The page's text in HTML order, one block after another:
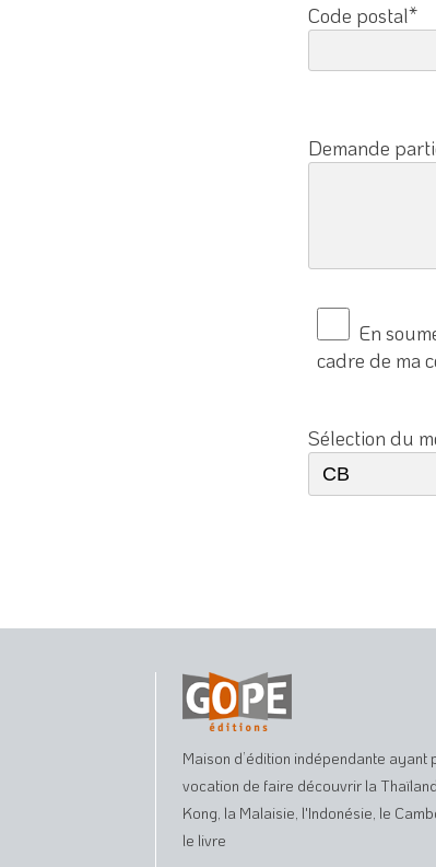
Code postal*
Demande
En
cadre de ma
Sélection du
Maison d’édition indépendante ayant
vocation de faire découvrir la
Kong, la Malaisie, l'Indonésie, le
le livre